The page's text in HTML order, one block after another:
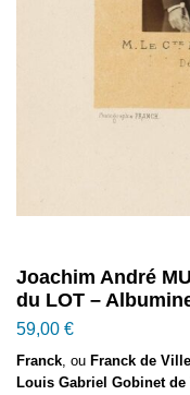
Joachim André
du LOT –
59,00 €
Franck, ou Franck de
Louis Gabriel Gobinet